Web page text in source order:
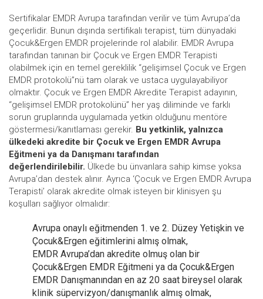
Sertifikalar EMDR Avrupa tarafından verilir ve tüm Avrupa’da
geçerlidir. Bunun dışında sertifikalı terapist, tüm dünyadaki
Çocuk&Ergen EMDR projelerinde rol alabilir. EMDR Avrupa
tarafından tanınan bir Çocuk ve Ergen EMDR Terapisti
olabilmek için en temel gereklilik “gelişimsel Çocuk ve Ergen
EMDR protokolü”nü tam olarak ve ustaca uygulayabiliyor
olmaktır. Çocuk ve Ergen EMDR Akredite Terapist adayının,
“gelişimsel EMDR protokolünü” her yaş diliminde ve farklı
sorun gruplarında uygulamada yetkin olduğunu mentöre
göstermesi/kanıtlaması gerekir. Bu yetkinlik, yalnızca
ülkedeki akredite bir Çocuk ve Ergen EMDR Avrupa
Eğitmeni ya da Danışmanı tarafından
değerlendirilebilir. Ülkede bu ünvanlara sahip kimse yoksa
Avrupa’dan destek alınır. Ayrıca ‘Çocuk ve Ergen EMDR Avrupa
Terapisti’ olarak akredite olmak isteyen bir klinisyen şu
koşulları sağlıyor olmalıdır:
Avrupa onaylı eğitmenden 1. ve 2. Düzey Yetişkin ve
Çocuk&Ergen eğitimlerini almış olmak,
EMDR Avrupa’dan akredite olmuş olan bir
Çocuk&Ergen EMDR Eğitmeni ya da Çocuk&Ergen
EMDR Danışmanından en az 20 saat bireysel olarak
klinik süpervizyon/danışmanlık almış olmak,